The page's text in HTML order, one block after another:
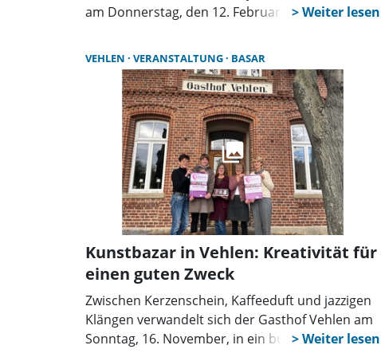
am Donnerstag, den 12. Februar in der Zeit von
Freitag, den 13. März ab 16.30 Uhr ebenfalls im
Gemeindehaus. Angeboten wird guterhaltene
Damenmode, Schuhe und Accessoires.
VEHLEN VERANSTALTUNG BASAR
Kunstbazar in Vehlen: Kreativität für
einen guten Zweck
Zwischen Kerzenschein, Kaffeeduft und jazzigen
Klängen verwandelt sich der Gasthof Vehlen am
Sonntag, 16. November, in ein buntes Atelier für